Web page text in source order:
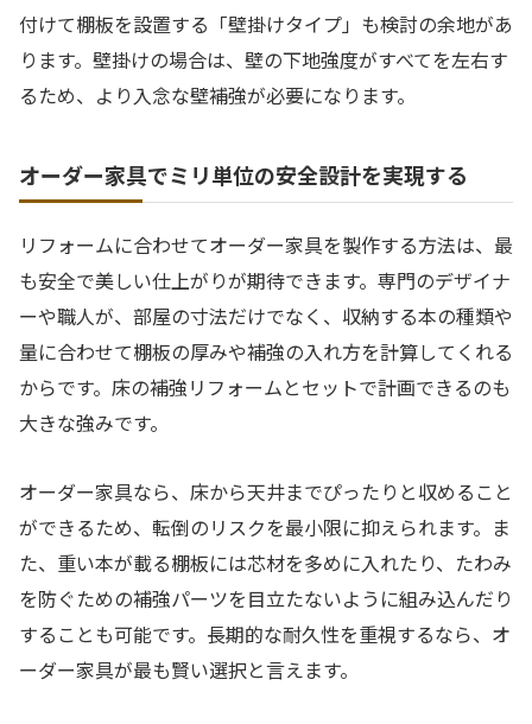
付けて棚板を設置する「壁掛けタイプ」も検討の余地があ
ります。壁掛けの場合は、壁の下地強度がすべてを左右す
るため、より入念な壁補強が必要になります。
オーダー家具でミリ単位の安全設計を実現する
リフォームに合わせてオーダー家具を製作する方法は、最
も安全で美しい仕上がりが期待できます。専門のデザイナ
ーや職人が、部屋の寸法だけでなく、収納する本の種類や
量に合わせて棚板の厚みや補強の入れ方を計算してくれる
からです。床の補強リフォームとセットで計画できるのも
大きな強みです。
オーダー家具なら、床から天井までぴったりと収めること
ができるため、転倒のリスクを最小限に抑えられます。ま
た、重い本が載る棚板には芯材を多めに入れたり、たわみ
を防ぐための補強パーツを目立たないように組み込んだり
することも可能です。長期的な耐久性を重視するなら、オ
ーダー家具が最も賢い選択と言えます。